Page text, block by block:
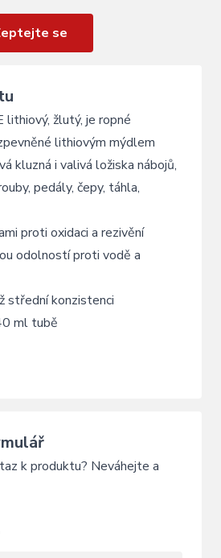
se
lithiový, žlutý, je ropné
lithiovým mýdlem
kluzná i valivá ložiska nábojů,
pedály, čepy, táhla,
proti oxidaci a rezivění
odolností proti vodě a
střední konzistenci
ml tubě
k produktu? Neváhejte a